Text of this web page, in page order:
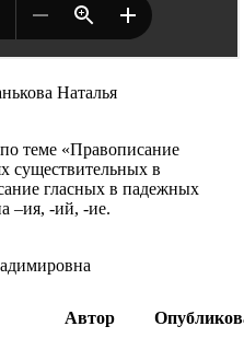
Наталья
теме «Правописание
существительных в
гласных в падежных
–ия, -ий, -ие.
Автор